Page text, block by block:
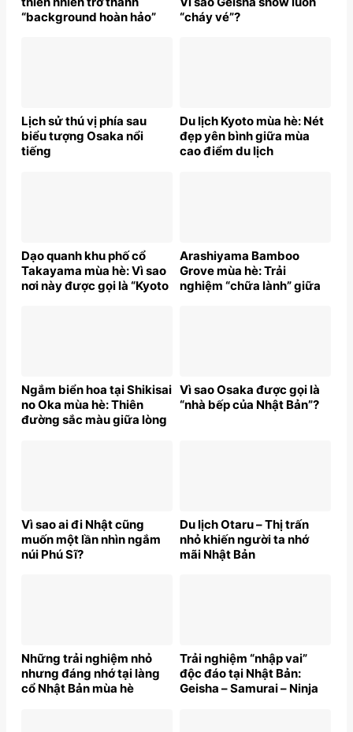
“background hoàn hảo”
“cháy vé”?
Lịch sử thú vị phía sau
biểu tượng Osaka nổi
tiếng
Du lịch Kyoto mùa hè: Nét
đẹp yên bình giữa mùa
cao điểm du lịch
Dạo quanh khu phố cổ
Takayama mùa hè: Vì sao
nơi này được gọi là “Kyoto
Arashiyama Bamboo
Grove mùa hè: Trải
nghiệm “chữa lành” giữa
Ngắm biển hoa tại Shikisai
no Oka mùa hè: Thiên
đường sắc màu giữa lòng
Vì sao Osaka được gọi là
“nhà bếp của Nhật Bản”?
Vì sao ai đi Nhật cũng
muốn một lần nhìn ngắm
núi Phú Sĩ?
Du lịch Otaru – Thị trấn
nhỏ khiến người ta nhớ
mãi Nhật Bản
Những trải nghiệm nhỏ
nhưng đáng nhớ tại làng
cổ Nhật Bản mùa hè
Trải nghiệm “nhập vai”
độc đáo tại Nhật Bản:
Geisha – Samurai – Ninja